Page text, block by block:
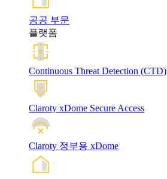
공공 부문
플랫폼
Continuous Threat Detection (CTD)
Claroty xDome Secure Access
Claroty 정부용 xDome